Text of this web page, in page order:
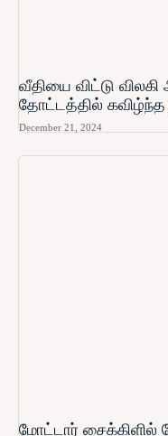
வீதியை விட்டு
தோட்டத்தில் கவிழ்ந்த
December 21, 2024
மோட்டார் சைக்கிளில்